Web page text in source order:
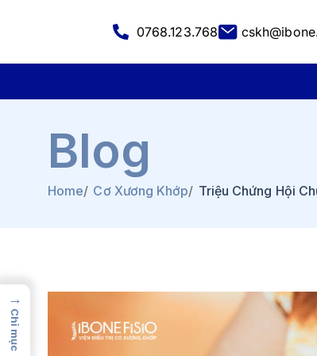
0768.123.768
Blog
Home/ Cơ Xương Khớp/ Triệu Chứng Hội
→
Chỉ mục